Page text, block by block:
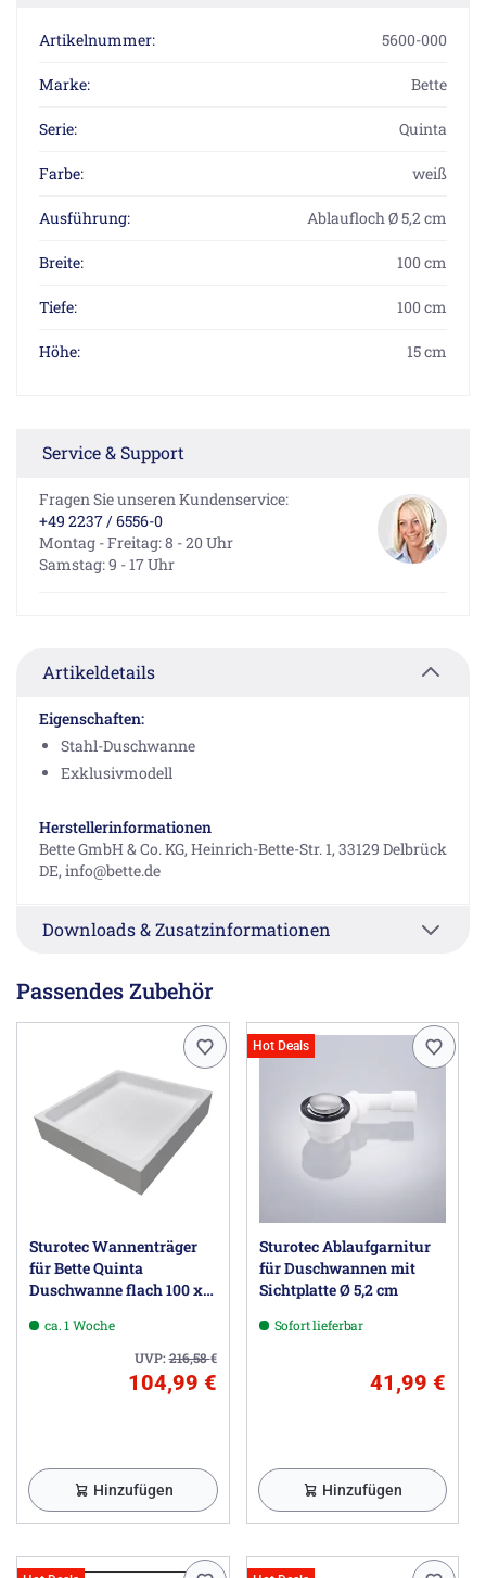
Artikelnummer: 5600-000
Marke: Bette
Serie: Quinta
Farbe: weiß
Ausführung: Ablaufloch Ø 5,2 cm
Breite: 100 cm
Tiefe: 100 cm
Höhe: 15 cm
Service & Support
Fragen Sie unseren Kundenservice:
+49 2237 / 6556-0
Montag - Freitag: 8 - 20 Uhr
Samstag: 9 - 17 Uhr
Artikeldetails
Eigenschaften:
Stahl-Duschwanne
Exklusivmodell
Herstellerinformationen
Bette GmbH & Co. KG, Heinrich-Bette-Str. 1, 33129 Delbrück
DE, info@bette.de
Downloads & Zusatzinformationen
Passendes Zubehör
Sturotec Wannenträger
für Bette Quinta
Duschwanne flach 100 x
ca. 1 Woche
UVP:216,58€
104,99 €
Hinzufügen
Hot Deals
Sturotec Ablaufgarnitur
für Duschwannen mit
Sichtplatte Ø 5,2 cm
Sofort lieferbar
41,99 €
Hinzufügen